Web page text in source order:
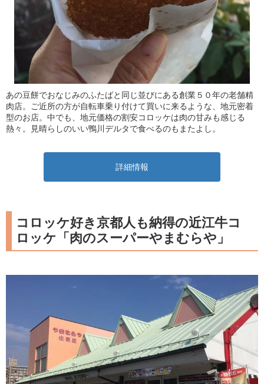
あの豆餅でおなじみのふたばと同じ並びにある創業５０年の老舗精
肉店。ご近所の方が自転車乗り付けて買いに来るような、地元密着
型のお店。中でも、地元価格の割安コロッケは肉の甘みも感じる
熱々。見晴らしのいい鴨川デルタで食べるのもまたよし。
詳細情報
コロッケ好き京都人も納得の近江牛コ
ロッケ「肉のスーパーやまむらや」